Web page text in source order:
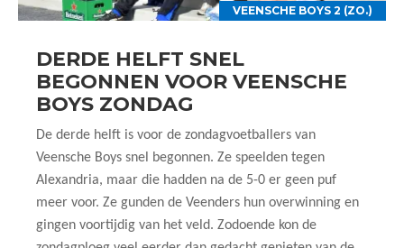
VEENSCHE BOYS 2 (ZO.)
DERDE HELFT SNEL
BEGONNEN VOOR VEENSCHE
BOYS ZONDAG
De derde helft is voor de zondagvoetballers van
Veensche Boys snel begonnen. Ze speelden tegen
Alexandria, maar die hadden na de 5-0 er geen puf
meer voor. Ze gunden de Veenders hun overwinning en
gingen voortijdig van het veld. Zodoende kon de